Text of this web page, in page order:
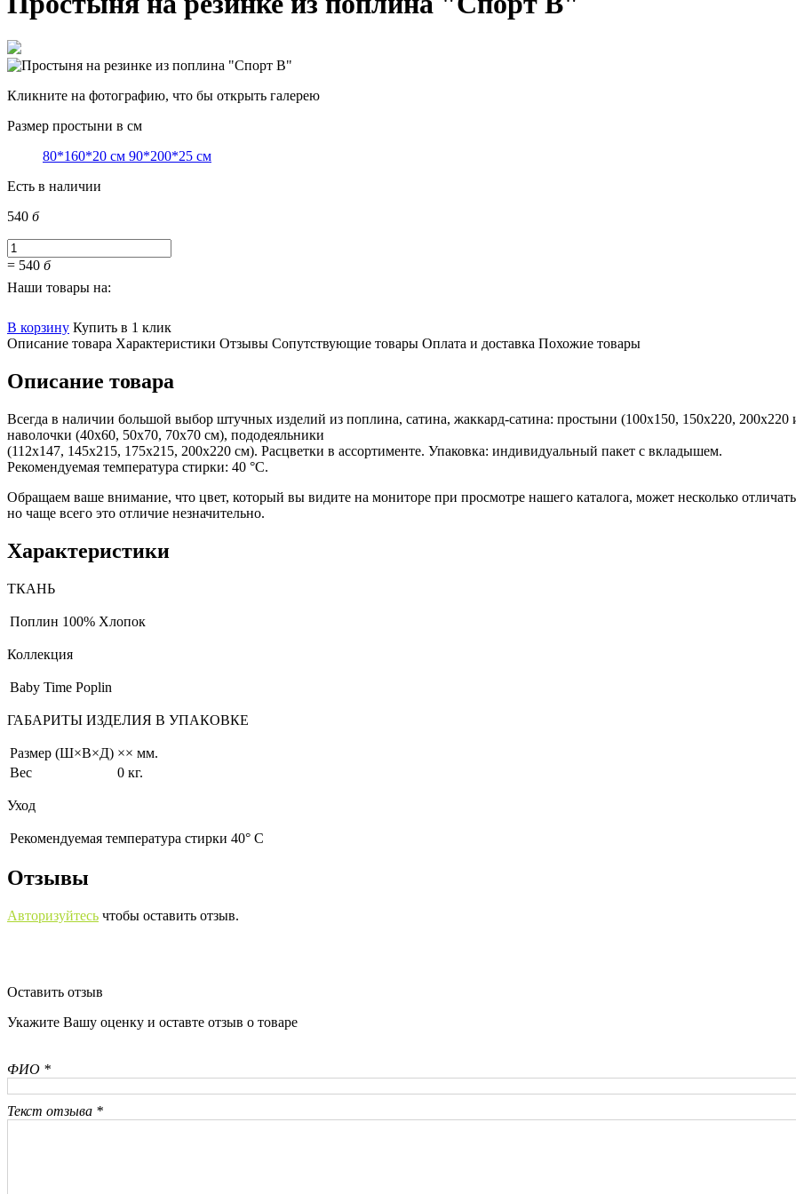
Кликните на фотографию, что бы открыть галерею
Размер простыни в см
80*160*20 см 90*200*25 см
Есть в наличии
540 б
= 540 б
Наши товары на:
В корзину Купить в 1 клик
Описание товара Характеристики Отзывы Сопутствующие товары Оплата и доставка Похожие товары
Описание товара
Всегда в наличии большой выбор штучных изделий из поплина, сатина, жаккард-сатина: простыни (100х150, 150х220,
наволочки (40х60, 50х70, 70х70 см), пододеяльники
(112х147, 145х215, 175х215, 200х220 см). Расцветки в ассортименте. Упаковка: индивидуальный пакет с вкладышем.
Рекомендуемая температура стирки: 40 °С.
Обращаем ваше внимание, что цвет, который вы видите на мониторе при просмотре нашего каталога, может несколько
но чаще всего это отличие незначительно.
Характеристики
ТКАНЬ
Поплин 100% Хлопок
Коллекция
Baby Time Poplin
ГАБАРИТЫ ИЗДЕЛИЯ В УПАКОВКЕ
Размер (Ш×В×Д) ×× мм.
Вес
0 кг.
Уход
Рекомендуемая температура стирки 40° С
Отзывы
Авторизуйтесь чтобы оставить отзыв.
Оставить отзыв
Укажите Вашу оценку и оставте отзыв о товаре
ФИО *
Текст отзыва *